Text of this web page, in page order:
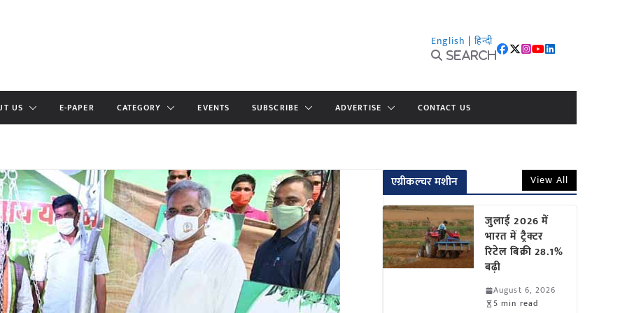
English | हिन्दी
Search
US E-PAPER CATEGORY EVENTS SUBSCRIBE ADVERTISE CONTACT US
एग्रीकल्चर मशीन View All
जुलाई 2026 में
भारत में ट्रैक्टर
रिटेल बिक्री 28.1%
बढ़ी
August 6, 2026
5 min read